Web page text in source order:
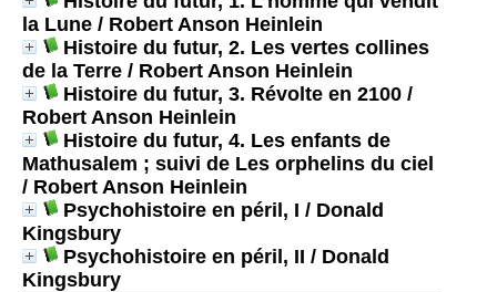
la Lune / Robert Anson Heinlein
Histoire du futur, 2. Les vertes collines
de la Terre / Robert Anson Heinlein
Histoire du futur, 3. Révolte en 2100 /
Robert Anson Heinlein
Histoire du futur, 4. Les enfants de
Mathusalem ; suivi de Les orphelins du ciel
/ Robert Anson Heinlein
Psychohistoire en péril, I / Donald
Kingsbury
Psychohistoire en péril, II / Donald
Kingsbury